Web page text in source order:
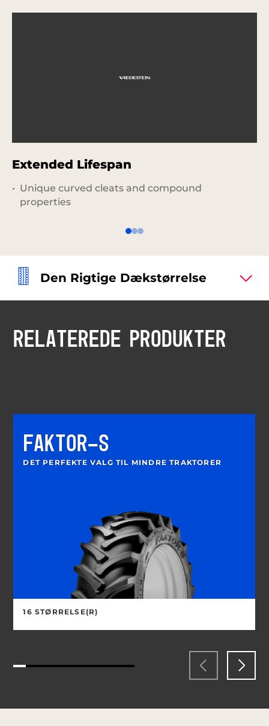
Extended Lifespan
Unique curved cleats and compound
properties
Den Rigtige Dækstørrelse
RELATEREDE PRODUKTER
FAKTOR-S
DET PERFEKTE VALG TIL MINDRE TRAKTORER
16 STØRRELSE(R)